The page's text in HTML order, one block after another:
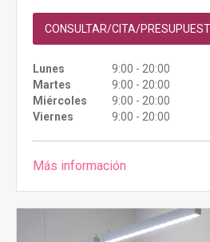
CONSULTAR/CITA/
Lunes
9:00 - 20:00
Martes
9:00 - 20:00
Miércoles
9:00 - 20:00
Viernes
9:00 - 20:00
Más información